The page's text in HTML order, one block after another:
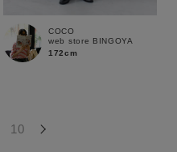
絞り込む
COCO
web store BINGOYA
172cm
10